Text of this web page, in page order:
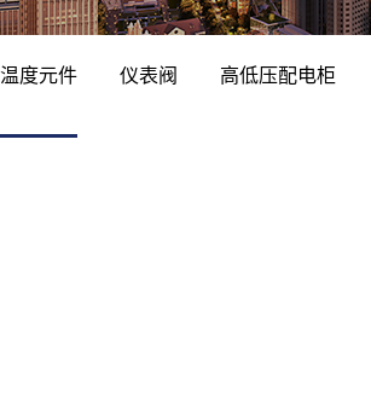
温度元件 仪表阀 高低压配电柜